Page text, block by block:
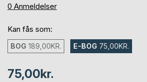
0%
0 Anmeldelser
Kan fås som:
BOG 189,00KR. E-BOG 75,00KR.
75,00kr.